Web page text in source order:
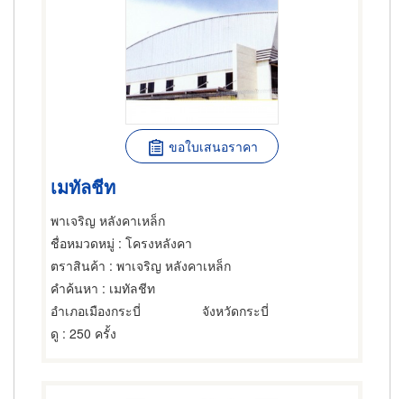
ขอใบเสนอราคา
เมทัลชีท
พาเจริญ หลังคาเหล็ก
ชื่อหมวดหมู่ : โครงหลังคา
ตราสินค้า : พาเจริญ หลังคาเหล็ก
คำค้นหา : เมทัลชีท
อำเภอเมืองกระบี่
จังหวัดกระบี่
ดู : 250 ครั้ง